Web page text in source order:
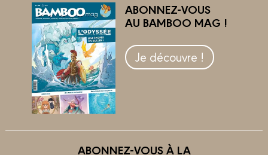
ABONNEZ-VOUS
AU BAMBOO MAG !
Je découvre !
ABONNEZ-VOUS À LA